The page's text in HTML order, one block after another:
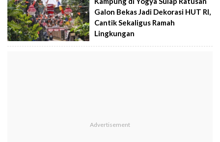
Galon Bekas Jadi Dekorasi HUT RI,
Cantik Sekaligus Ramah
Lingkungan